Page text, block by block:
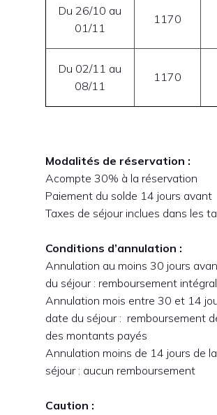
Du 26/10 au
01/11
1170
Du 02/11 au
08/11
1170
Modalités de réservation :
Acompte 30% à la réservation
Paiement du solde 14 jours avant
Taxes de séjour inclues dans les
Conditions d’annulation :
Annulation au moins 30 jours
du séjour : remboursement intégral
Annulation mois entre 30 et 14
date du séjour : remboursement
des montants payés
Annulation moins de 14 jours de
séjour : aucun remboursement
Caution :